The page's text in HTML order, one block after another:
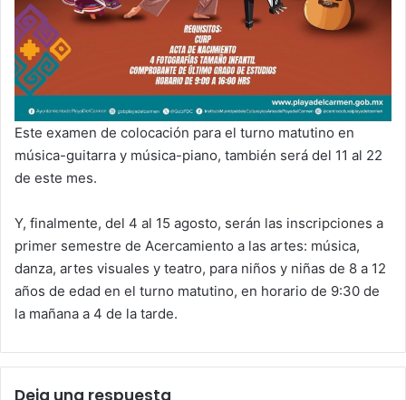
Este examen de colocación para el turno matutino en
música-guitarra y música-piano, también será del 11 al 22
de este mes.
Y, finalmente, del 4 al 15 agosto, serán las inscripciones a
primer semestre de Acercamiento a las artes: música,
danza, artes visuales y teatro, para niños y niñas de 8 a 12
años de edad en el turno matutino, en horario de 9:30 de
la mañana a 4 de la tarde.
Deja una respuesta